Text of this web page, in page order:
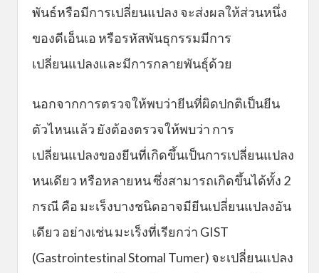
พันธ์หรือมีการเปลี่ยนแปลง จะส่งผลให้ส่วนหนึ่ง
ของดีเอ็นเอ หรือรหัสพันธุกรรมมีการ
เปลี่ยนแปลงและมีการกลายพันธุ์ด้วย
นอกจากการตรวจให้พบว่ายีนที่ผิดปกติเป็นยีน
ตัวไหนแล้ว ยังต้องตรวจให้พบว่า การ
เปลี่ยนแปลงของยีนที่เกิดขึ้นเป็นการเปลี่ยนแปลง
หนเดียว หรือหลายหน ซึ่งสามารถเกิดขึ้นได้ทั้ง 2
กรณี คือ มะเร็งบางชนิดอาจมียีนเปลี่ยนแปลงอัน
เดียว อย่างเช่น มะเร็งที่เรียกว่า GIST
(Gastrointestinal Stomal Tumer) จะเปลี่ยนแปลง